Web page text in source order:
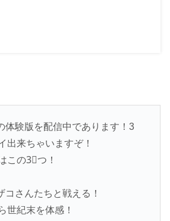
体験版を配信中であります！3
出来ちゃいますぞ！
この3⃣つ！
コさんたちと戦える！
世紀末を体感！